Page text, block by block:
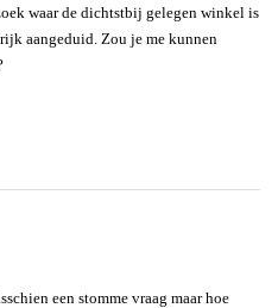
waar de dichtstbij gelegen winkel is
aangeduid. Zou je me kunnen
een stomme vraag maar hoe